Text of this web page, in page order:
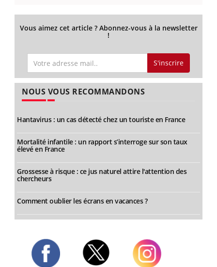
Vous aimez cet article ? Abonnez-vous à la newsletter
!
S'inscrire
NOUS VOUS RECOMMANDONS
Hantavirus : un cas détecté chez un touriste en France
Mortalité infantile : un rapport s’interroge sur son taux
élevé en France
Grossesse à risque : ce jus naturel attire l'attention des
chercheurs
Comment oublier les écrans en vacances ?